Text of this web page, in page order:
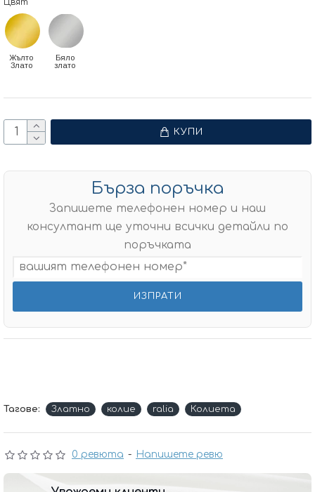
0 ревюта - Напишете ревю
Цвят
Жълто
Злато
Бяло
злато
КУПИ
Бърза поръчка
Запишете телефонен номер и наш
консултант ще уточни всички детайли по
поръчката
Тагове: Златно колие ralia Колиета